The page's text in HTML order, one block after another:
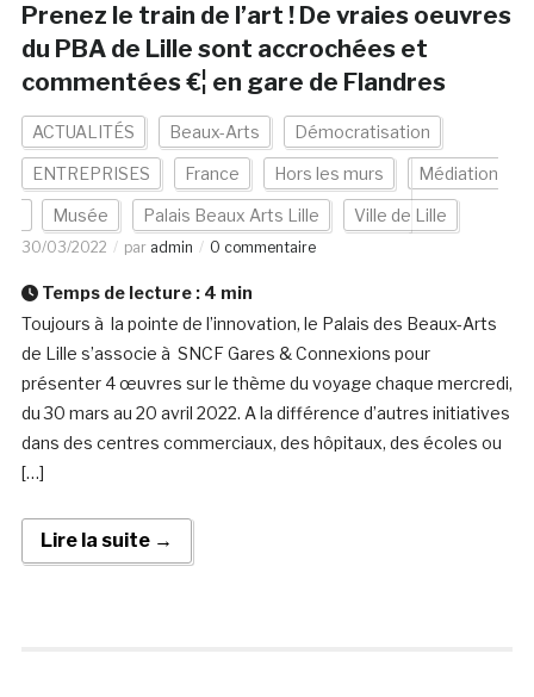
Prenez le train de l’art ! De vraies oeuvres
du PBA de Lille sont accrochées et
commentées €¦ en gare de Flandres
ACTUALITÉS Beaux-Arts Démocratisation
ENTREPRISES France Hors les murs Médiation
Musée Palais Beaux Arts Lille Ville de Lille
30/03/2022 par admin 0 commentaire
Temps de lecture : 4 min
Toujours à la pointe de l’innovation, le Palais des Beaux-Arts
de Lille s’associe à SNCF Gares & Connexions pour
présenter 4 œuvres sur le thème du voyage chaque mercredi,
du 30 mars au 20 avril 2022. A la différence d’autres initiatives
dans des centres commerciaux, des hôpitaux, des écoles ou
[…]
Lire la suite →